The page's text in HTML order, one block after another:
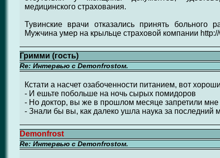
медицинского страхования.
Тувинские врачи отказались принять больного
Мужчина умер на крыльце страховой компании
Гримми (гость)
Re: Интервью с Demonfrostом.
Кстати а насчет озабоченности питанием, вот
- И ешьте побольше на ночь сырых помидоров
- Но доктор, вы же в прошлом месяце запретили
- Знали бы вы, как далеко ушла наука за последний
Demonfrost
Re: Интервью с Demonfrostом.